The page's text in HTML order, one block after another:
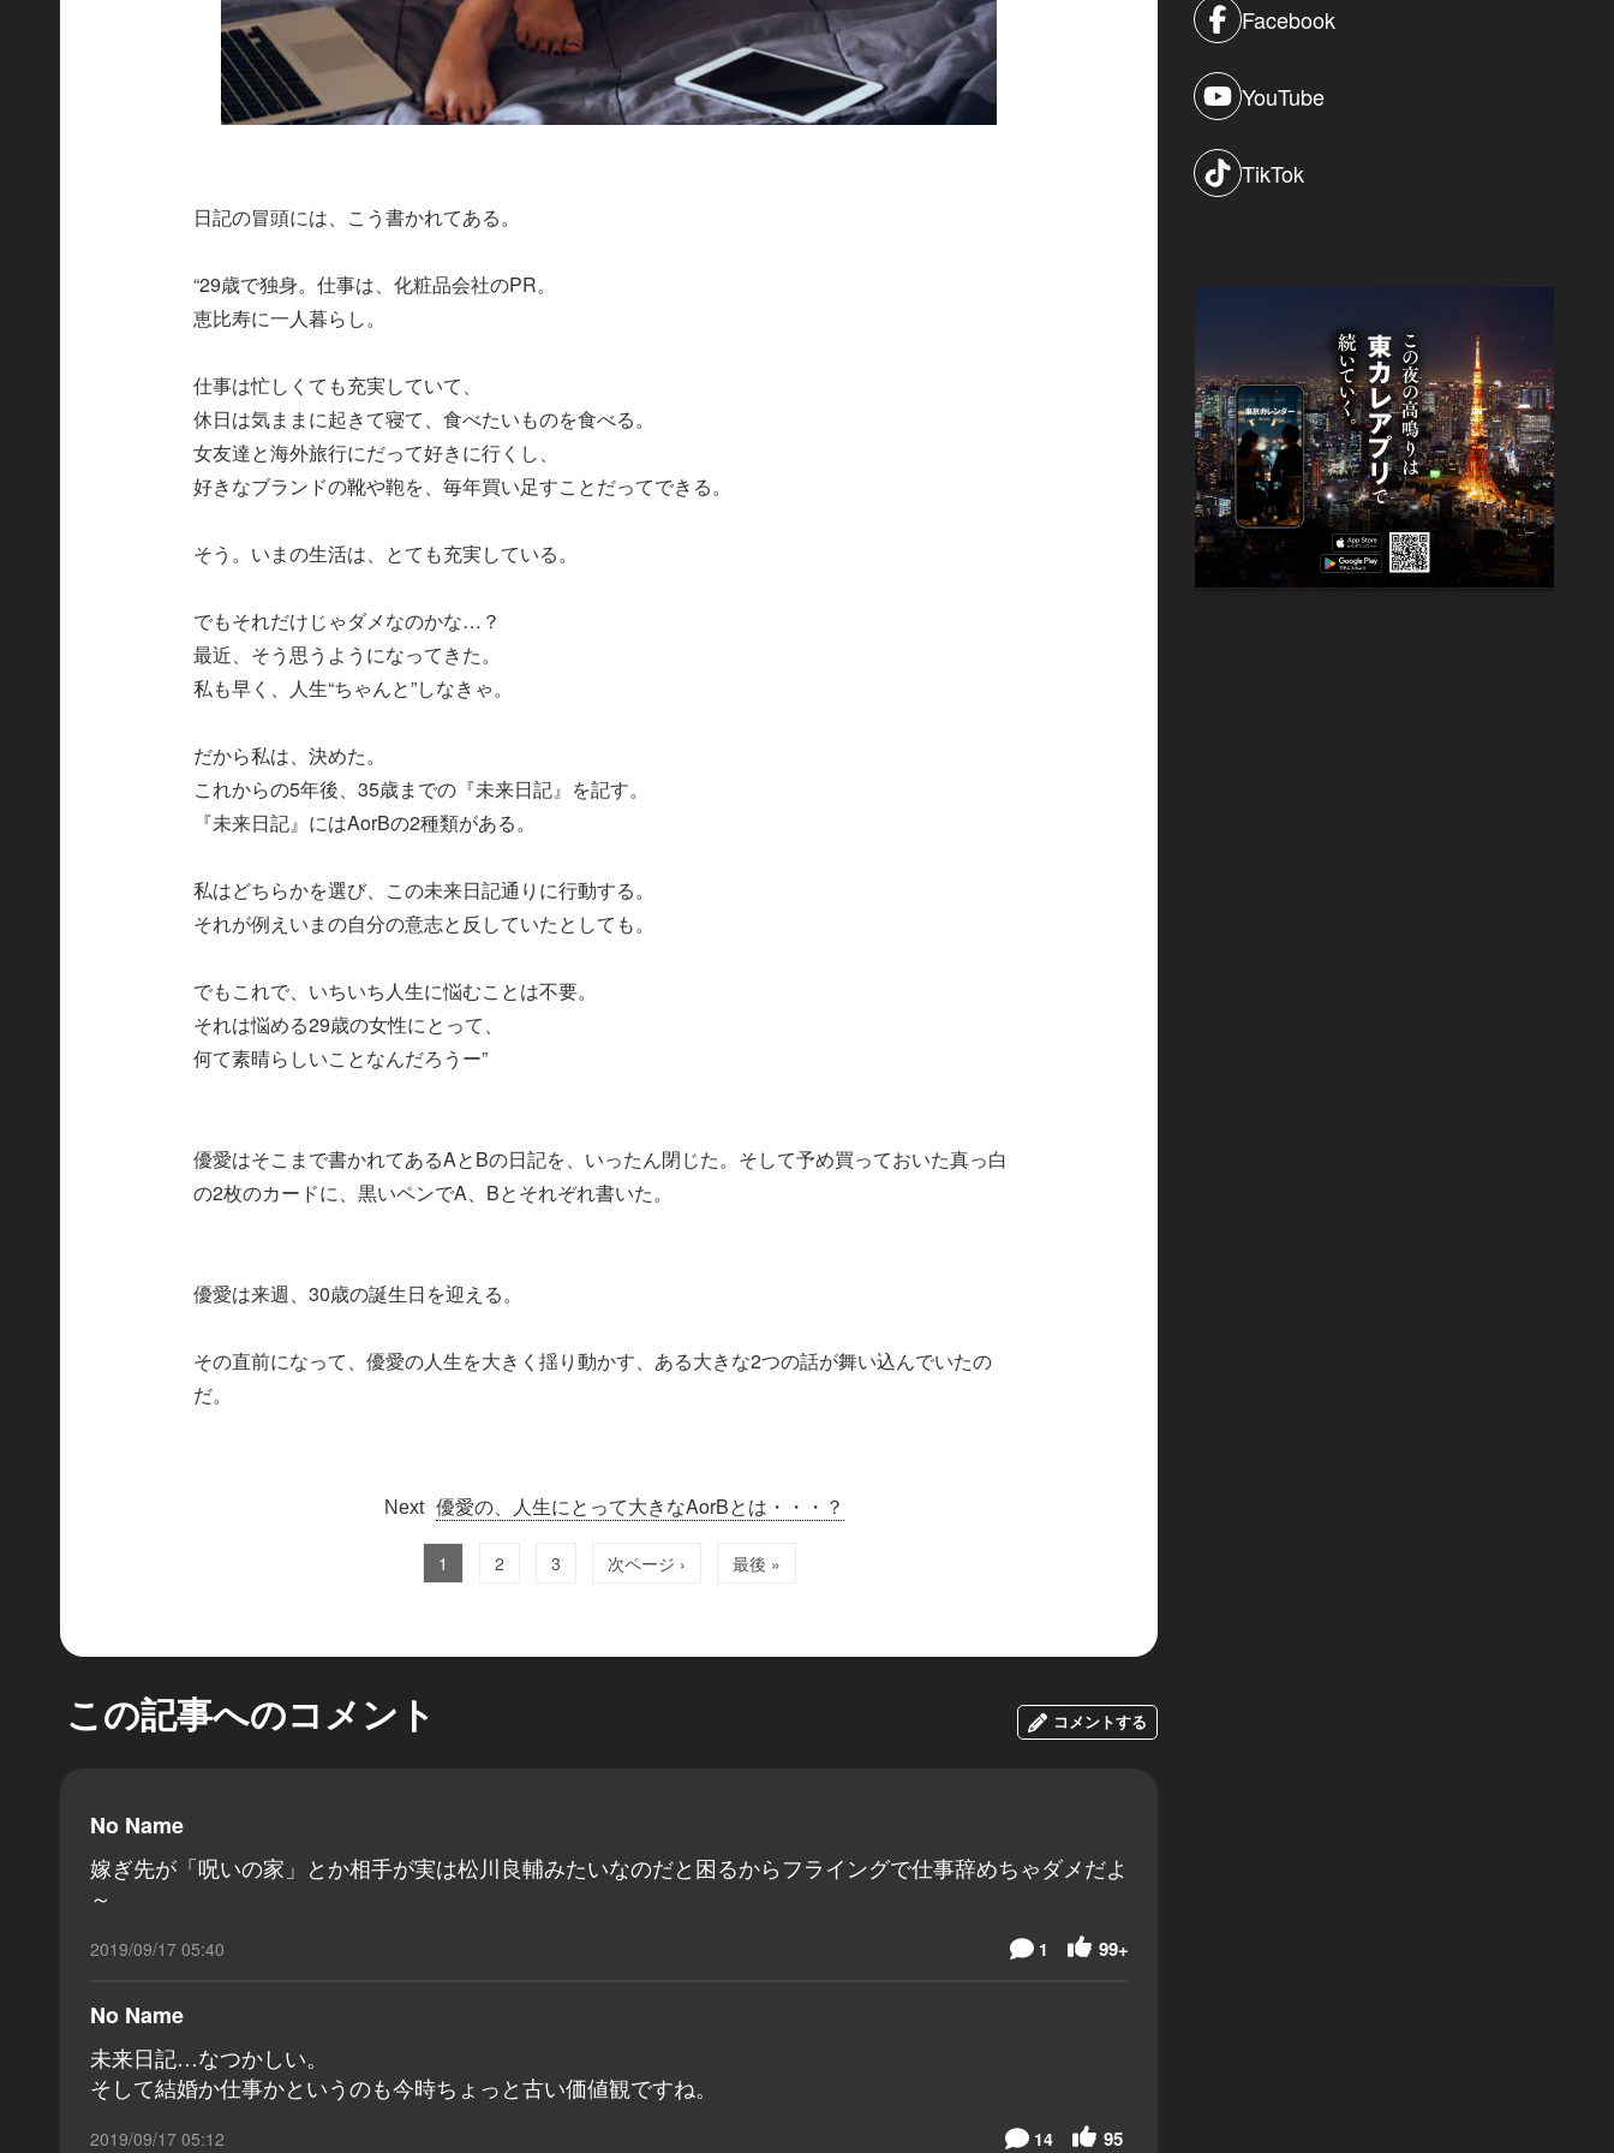
日記の冒頭には、こう書かれてある。
“29歳で独身。仕事は、化粧品会社のPR。
恵比寿に一人暮らし。
仕事は忙しくても充実していて、
休日は気ままに起きて寝て、食べたいものを食べる。
女友達と海外旅行にだって好きに行くし、
好きなブランドの靴や鞄を、毎年買い足すことだってできる。
そう。いまの生活は、とても充実している。
でもそれだけじゃダメなのかな…？
最近、そう思うようになってきた。
私も早く、人生“ちゃんと”しなきゃ。
だから私は、決めた。
これからの5年後、35歳までの『未来日記』を記す。
『未来日記』にはAorBの2種類がある。
私はどちらかを選び、この未来日記通りに行動する。
それが例えいまの自分の意志と反していたとしても。
でもこれで、いちいち人生に悩むことは不要。
それは悩める29歳の女性にとって、
何て素晴らしいことなんだろうー”
優愛はそこまで書かれてあるAとBの日記を、いったん閉じた。そして予め買っておいた真っ白
の2枚のカードに、黒いペンでA、Bとそれぞれ書いた。
優愛は来週、30歳の誕生日を迎える。
その直前になって、優愛の人生を大きく揺り動かす、ある大きな2つの話が舞い込んでいたの
だ。
優愛の、人生にとって大きなAorBとは・・・？
1 2 3 次ページ › 最後 »
この記事へのコメント コメントする
No Name
嫁ぎ先が「呪いの家」とか相手が実は松川良輔みたいなのだと困るからフライングで仕事辞めちゃダメだよ
～
2019/09/17 05:40 99+
1
No Name
未来日記…なつかしい。
そして結婚か仕事かというのも今時ちょっと古い価値観ですね。
2019/09/17 05:12 95
14
Facebook
YouTube
TikTok